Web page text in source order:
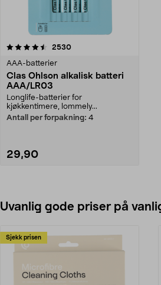
2530anmeldelser
AAA-batterier
Clas Ohlson alkalisk batteri
AAA/LR03
Longlife-batterier for
kjøkkentimere, lommely...
Antall per forpakning: 4
29,90
Uvanlig gode priser på
Sjekk prisen